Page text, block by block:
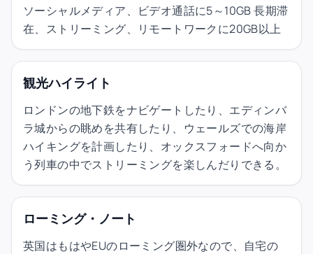
ソーシャルメディア、ビデオ通話に5～10GB 長期滞
在、ストリーミング、リモートワークに20GB以上
観光ハイライト
ロンドンの地下鉄をナビゲートしたり、エディンバ
ラ城からの眺めを共有したり、ウェールズでの海岸
ハイキングを計画したり、オックスフォードへ向か
う列車の中でストリーミングを楽しんだりできる。
ローミング・ノート
英国はもはやEUのローミング圏外なので、自宅の